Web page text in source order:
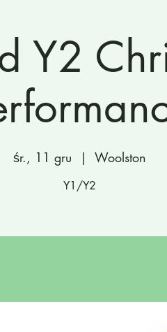
Y2
śr., 11 gru
  |
Woolston
Y1/Y2